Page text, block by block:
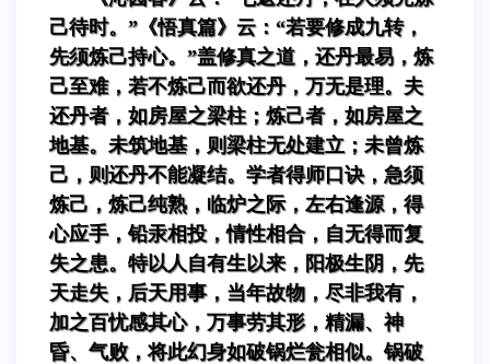
己待时。”《悟真篇》云：“若要修成九转，
先须炼己持心。”盖修真之道，还丹最易，炼
己至难，若不炼己而欲还丹，万无是理。夫
还丹者，如房屋之梁柱；炼己者，如房屋之
地基。未筑地基，则梁柱无处建立；未曾炼
己，则还丹不能凝结。学者得师口诀，急须
炼己，炼己纯熟，临炉之际，左右逢源，得
心应手，铅汞相投，情性相合，自无得而复
失之患。特以人自有生以来，阳极生阴，先
天走失，后天用事，当年故物，尽非我有，
加之百忧感其心，万事劳其形，精漏、神
昏、气败，将此幻身如破锅烂瓮相似。锅破